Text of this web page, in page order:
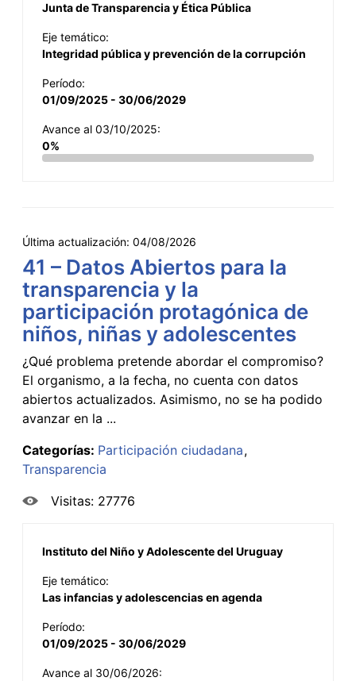
Junta de Transparencia y Ética Pública
Eje temático:
Integridad pública y prevención de la corrupción
Período:
01/09/2025 - 30/06/2029
Avance al 03/10/2025:
0%
Última actualización: 04/08/2026
41 – Datos Abiertos para la
transparencia y la
participación protagónica de
niños, niñas y adolescentes
¿Qué problema pretende abordar el compromiso?
El organismo, a la fecha, no cuenta con datos
abiertos actualizados. Asimismo, no se ha podido
avanzar en la ...
Categorías: Participación ciudadana
Transparencia
Visitas: 27776
Instituto del Niño y Adolescente del Uruguay
Eje temático:
Las infancias y adolescencias en agenda
Período:
01/09/2025 - 30/06/2029
Avance al 30/06/2026: